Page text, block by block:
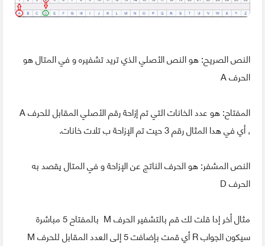
النص الصريح: هو النص الأصلي الذي تريد تشفيره و في المتال هو
الحرف A
المفتاح: هو عدد الخانات التي تم إزاحة رقم الأصلي المقابل للحرف A
, أي في هدا المثال رقم 3 حيت تم الإزاحة ب تلات خانات.
النص المشفر: هو الحرف الناتج عن الإزاحة و في المتال يقصد به
الحرف D
مثال أخر إدا قلت لك قم بالتشفير الحرف M بالمفتاح 5 مباشرة
سيكون الجواب R أي قمت بإضافت 5 إلى العدد المقابل للحرف M